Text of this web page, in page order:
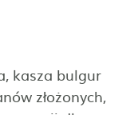
kasza bulgur
złożonych,